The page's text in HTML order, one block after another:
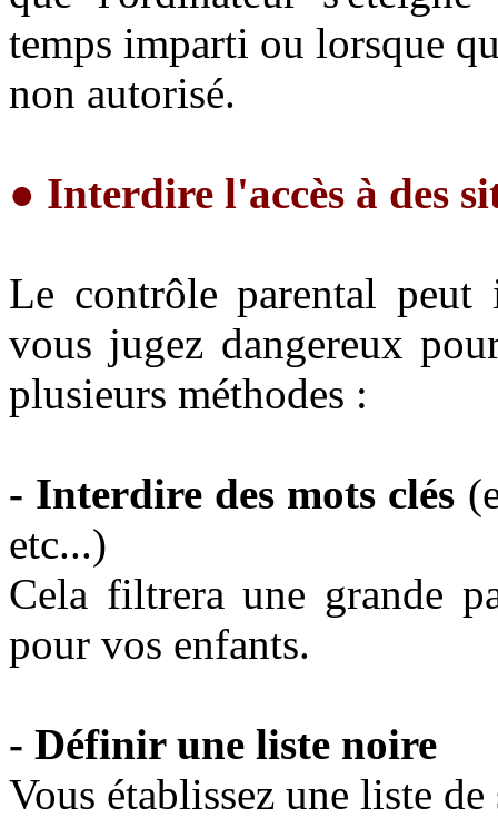
temps imparti ou lorsque
non autorisé.
● Interdire l'accès à des
Le contrôle parental
vous jugez dangereux
plusieurs méthodes :
- Interdire des mots clés
etc...)
Cela filtrera une grande
pour vos enfants.
- Définir une liste noire
Vous établissez une liste